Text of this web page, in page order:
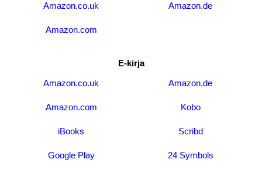
Amazon.co.uk
Amazon.de
Amazon.com
E-kirja
Amazon.co.uk
Amazon.de
Amazon.com Kobo
iBooks Scribd
Google Play 24 Symbols